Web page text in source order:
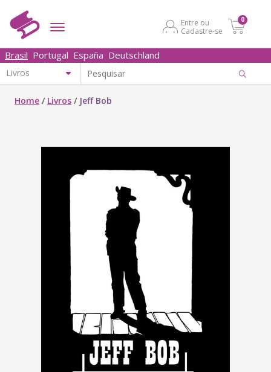
Entre ou
Cadastre-se
0
Brasil Portugal España Deutschland
Home / Livros / Jeff Bob